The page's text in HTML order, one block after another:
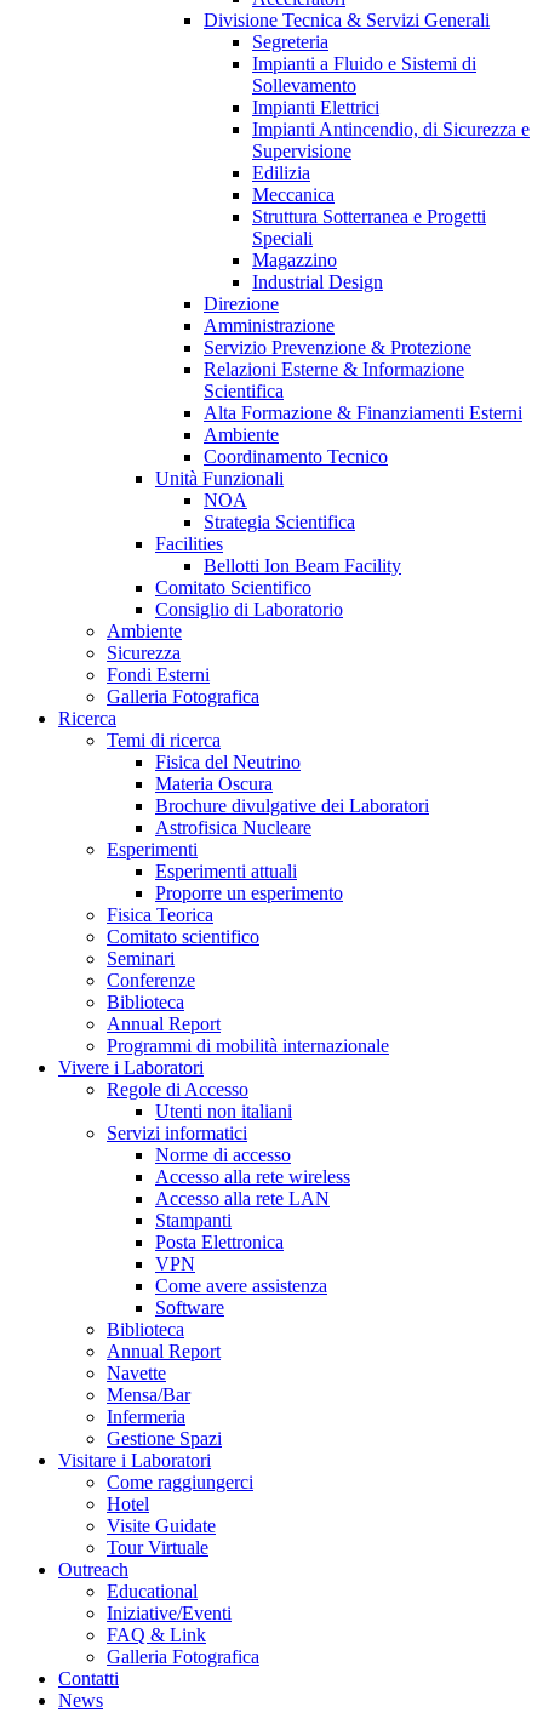
Divisione Tecnica & Servizi Generali
Segreteria
Impianti a Fluido e Sistemi di
Sollevamento
Impianti Elettrici
Impianti Antincendio, di Sicurezza e
Supervisione
Edilizia
Meccanica
Struttura Sotterranea e Progetti
Speciali
Magazzino
Industrial Design
Direzione
Amministrazione
Servizio Prevenzione & Protezione
Relazioni Esterne & Informazione
Scientifica
Alta Formazione & Finanziamenti Esterni
Ambiente
Coordinamento Tecnico
Unità Funzionali
NOA
Strategia Scientifica
Facilities
Bellotti Ion Beam Facility
Comitato Scientifico
Consiglio di Laboratorio
Ambiente
Sicurezza
Fondi Esterni
Galleria Fotografica
Ricerca
Temi di ricerca
Fisica del Neutrino
Materia Oscura
Brochure divulgative dei Laboratori
Astrofisica Nucleare
Esperimenti
Esperimenti attuali
Proporre un esperimento
Fisica Teorica
Comitato scientifico
Seminari
Conferenze
Biblioteca
Annual Report
Programmi di mobilità internazionale
Vivere i Laboratori
Regole di Accesso
Utenti non italiani
Servizi informatici
Norme di accesso
Accesso alla rete wireless
Accesso alla rete LAN
Stampanti
Posta Elettronica
VPN
Come avere assistenza
Software
Biblioteca
Annual Report
Navette
Mensa/Bar
Infermeria
Gestione Spazi
Visitare i Laboratori
Come raggiungerci
Hotel
Visite Guidate
Tour Virtuale
Outreach
Educational
Iniziative/Eventi
FAQ & Link
Galleria Fotografica
Contatti
News